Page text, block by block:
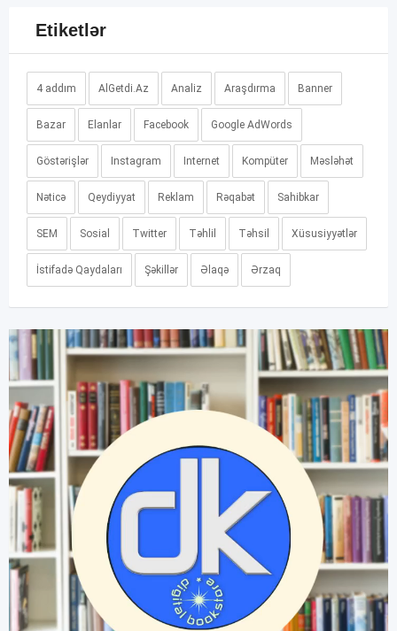
Etiketlər
4 addım AlGetdi.Az Analiz Araşdırma Banner
Bazar Elanlar Facebook Google AdWords
Göstərişlər Instagram Internet Kompüter Məsləhət
Nəticə Qeydiyyat Reklam Rəqabət Sahibkar
SEM Sosial Twitter Təhlil Təhsil Xüsusiyyətlər
İstifadə Qaydaları Şəkillər Əlaqə Ərzaq